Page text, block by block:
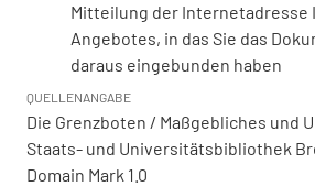
Mitteilung der Internetadresse
Angebotes, in das Sie das
daraus eingebunden haben
QUELLENANGABE
Die Grenzboten / Maßgebliches und
Staats- und Universitätsbibliothek
Domain Mark 1.0